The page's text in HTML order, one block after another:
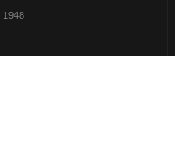
y práctica de los jerarcas